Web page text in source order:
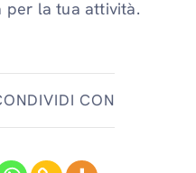
per la tua attività.
CON